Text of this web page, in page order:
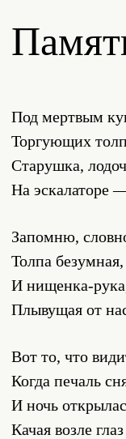
Под мертвым
Торгующих
Старушка,
На
Запомню,
Толпа
И нищенка-
Плывущая от
Вот то, что
Когда печаль
И ночь
Качая возле